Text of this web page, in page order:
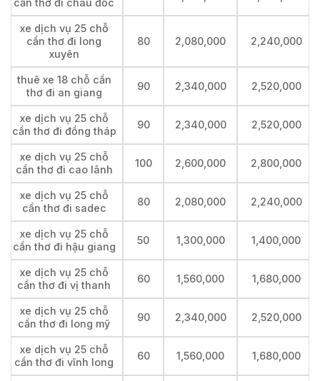
cần thơ đi châu đốc
xe dịch vụ 25 chỗ
cần thơ đi long
xuyên
80 2,080,000 2,240,000
thuê xe 18 chỗ cần
thơ đi an giang
90 2,340,000 2,520,000
xe dịch vụ 25 chỗ
cần thơ đi đồng tháp
90 2,340,000 2,520,000
xe dịch vụ 25 chỗ
cần thơ đi cao lãnh
100 2,600,000 2,800,000
xe dịch vụ 25 chỗ
cần thơ đi sadec
80 2,080,000 2,240,000
xe dịch vụ 25 chỗ
cần thơ đi hậu giang
50 1,300,000 1,400,000
xe dịch vụ 25 chỗ
cần thơ đi vị thanh
60 1,560,000 1,680,000
xe dịch vụ 25 chỗ
cần thơ đi long mỹ
90 2,340,000 2,520,000
xe dịch vụ 25 chỗ
cần thơ đi vĩnh long
60 1,560,000 1,680,000